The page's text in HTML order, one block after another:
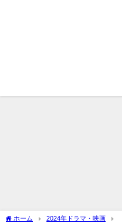
ホーム 2024年ドラマ・映画